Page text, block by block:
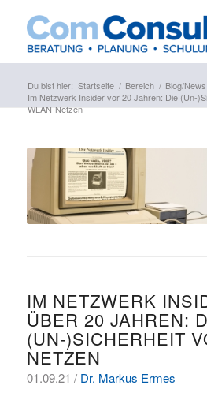
Du bist hier: Startseite / Bereich / Blog/News
Im Netzwerk Insider vor 20 Jahren: Die (Un-
WLAN-Netzen
IM NETZWERK
ÜBER 20 JAHREN:
(UN-)SICHERHEIT
NETZEN
01.09.21 / Dr. Markus Ermes